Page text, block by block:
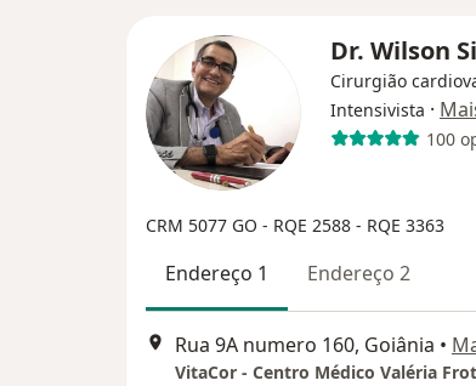
Dr. Wilson
Cirurgião
Intensivista ·
100
CRM 5077 GO - RQE 2588 - RQE 3363
Endereço 1 Endereço 2
Rua 9A numero 160, Goiânia •
VitaCor - Centro Médico Valéria